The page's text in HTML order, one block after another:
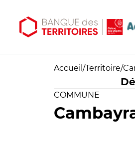
Accueil /Territoire/
COMMUNE